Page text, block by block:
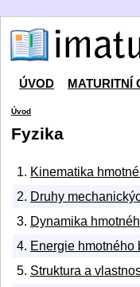
ÚVOD MATURITNÍ
Úvod
Fyzika
1. Kinematika
2. Druhy
3. Dynamika
4. Energie hmotného
5. Struktura a